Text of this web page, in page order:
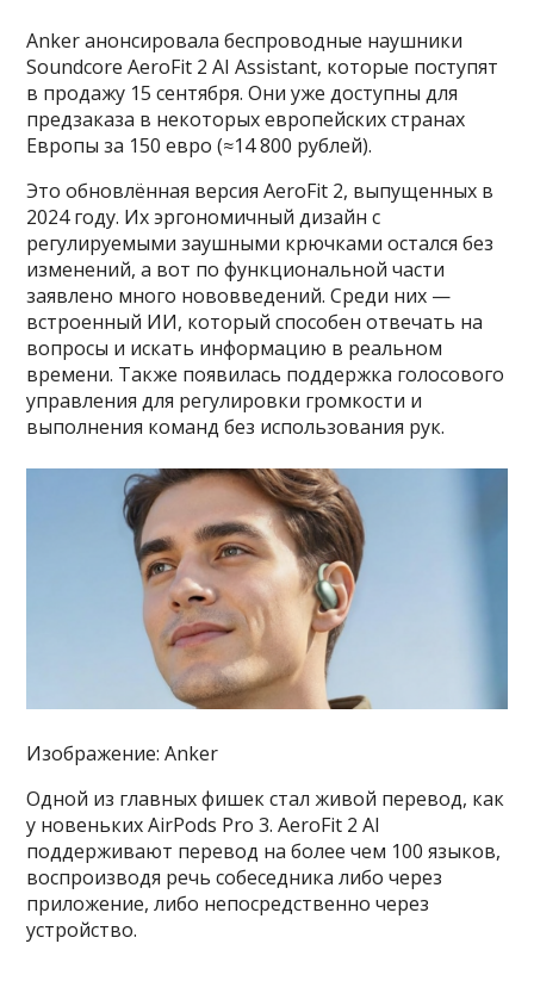
Anker анонсировала беспроводные наушники
Soundcore AeroFit 2 AI Assistant, которые поступят
в продажу 15 сентября. Они уже доступны для
предзаказа в некоторых европейских странах
Европы за 150 евро (≈14 800 рублей).
Это обновлённая версия AeroFit 2, выпущенных в
2024 году. Их эргономичный дизайн с
регулируемыми заушными крючками остался без
изменений, а вот по функциональной части
заявлено много нововведений. Среди них —
встроенный ИИ, который способен отвечать на
вопросы и искать информацию в реальном
времени. Также появилась поддержка голосового
управления для регулировки громкости и
выполнения команд без использования рук.
Изображение: Anker
Одной из главных фишек стал живой перевод, как
у новеньких AirPods Pro 3. AeroFit 2 AI
поддерживают перевод на более чем 100 языков,
воспроизводя речь собеседника либо через
приложение, либо непосредственно через
устройство.